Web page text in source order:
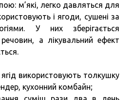
м’які, легко давляться для
і ягоди, сушені за
У них зберігається
речовин, а лікувальний ефект
використовують толкушку
кухонний комбайн;